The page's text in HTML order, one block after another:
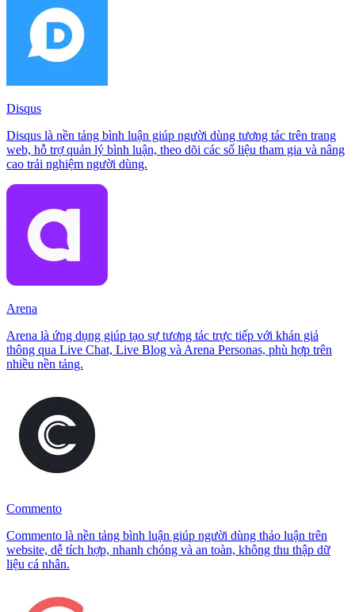
Disqus
Disqus là nền tảng bình luận giúp người dùng tương tác trên trang
web, hỗ trợ quản lý bình luận, theo dõi các số liệu tham gia và nâng
cao trải nghiệm người dùng.
Arena
Arena là ứng dụng giúp tạo sự tương tác trực tiếp với khán giả
thông qua Live Chat, Live Blog và Arena Personas, phù hợp trên
nhiều nền tảng.
Commento
Commento là nền tảng bình luận giúp người dùng thảo luận trên
website, dễ tích hợp, nhanh chóng và an toàn, không thu thập dữ
liệu cá nhân.